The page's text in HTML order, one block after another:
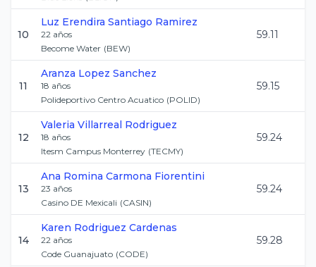
10
Luz Erendira Santiago Ramirez
22 años
Become Water (BEW)
59.11
11
Aranza Lopez Sanchez
18 años
Polideportivo Centro Acuatico (POLID)
59.15
12
Valeria Villarreal Rodriguez
18 años
Itesm Campus Monterrey (TECMY)
59.24
13
Ana Romina Carmona Fiorentini
23 años
Casino DE Mexicali (CASIN)
59.24
14
Karen Rodriguez Cardenas
22 años
Code Guanajuato (CODE)
59.28